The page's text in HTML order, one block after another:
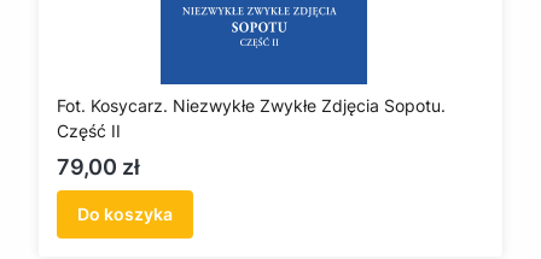
Fot. Kosycarz. Niezwykłe Zwykłe Zdjęcia Sopotu.
Część II
Cena
79,00 zł
Do koszyka